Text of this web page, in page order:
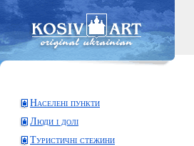
Населені пункти
Люди і долі
Туристичні стежини